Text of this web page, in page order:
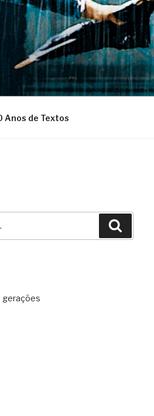
Anos de Textos
gerações